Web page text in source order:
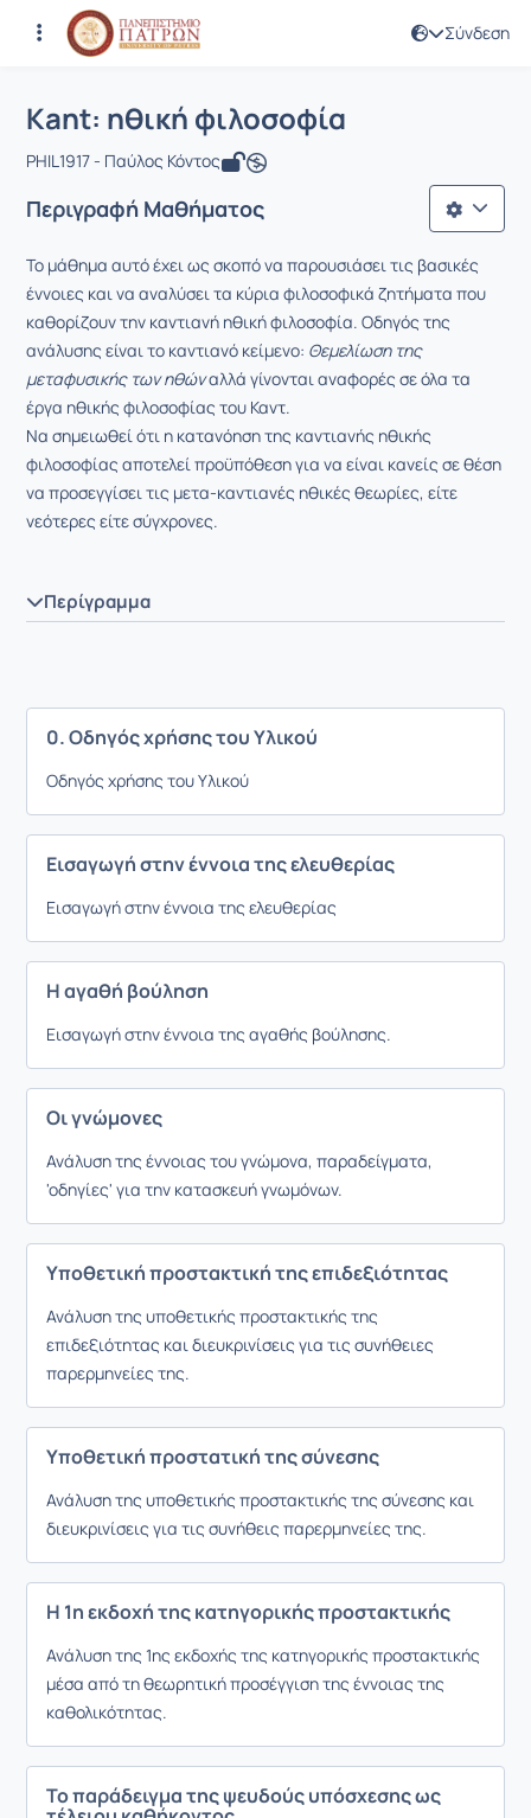
Σύνδεση
Αρχική Σελίδα
Μάθημα : Kant: ηθική φιλοσοφία
Κωδικός : PHIL1917
Kant: ηθική φιλοσοφία
PHIL1917 - Παύλος Κόντος
Περιγραφή Μαθήματος
Το μάθημα αυτό έχει ως σκοπό να παρουσιάσει τις βασικές
έννοιες και να αναλύσει τα κύρια φιλοσοφικά ζητήματα που
καθορίζουν την καντιανή ηθική φιλοσοφία. Οδηγός της
ανάλυσης είναι το καντιανό κείμενο: Θεμελίωση της
μεταφυσικής των ηθώναλλά γίνονται αναφορές σε όλα τα
έργα ηθικής φιλοσοφίας του Καντ.
Να σημειωθεί ότι η κατανόηση της καντιανής ηθικής
φιλοσοφίας αποτελεί προϋπόθεση για να είναι κανείς σε θέση
να προσεγγίσει τις μετα-καντιανές ηθικές θεωρίες, είτε
νεότερες είτε σύγχρονες.
Περίγραμμα
0. Οδηγός χρήσης του Υλικού
Οδηγός χρήσης του Υλικού
Εισαγωγή στην έννοια της ελευθερίας
Εισαγωγή στην έννοια της ελευθερίας
Η αγαθή βούληση
Εισαγωγή στην έννοια της αγαθής βούλησης.
Οι γνώμονες
Ανάλυση της έννοιας του γνώμονα, παραδείγματα,
'οδηγίες' για την κατασκευή γνωμόνων.
Υποθετική προστακτική της επιδεξιότητας
Ανάλυση της υποθετικής προστακτικής της
επιδεξιότητας και διευκρινίσεις για τις συνήθειες
παρερμηνείες της.
Υποθετική προστατική της σύνεσης
Ανάλυση της υποθετικής προστακτικής της σύνεσης και
διευκρινίσεις για τις συνήθεις παρερμηνείες της.
Η 1η εκδοχή της κατηγορικής προστακτικής
Ανάλυση της 1ης εκδοχής της κατηγορικής προστακτικής
μέσα από τη θεωρητική προσέγγιση της έννοιας της
καθολικότητας.
Το παράδειγμα της ψευδούς υπόσχεσης ως